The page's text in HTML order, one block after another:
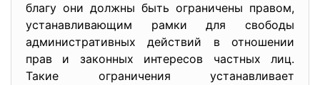
благу они должны быть ограничены правом,
устанавливающим рамки для свободы
административных действий в отношении
прав и законных интересов частных лиц.
Такие ограничения устанавливает